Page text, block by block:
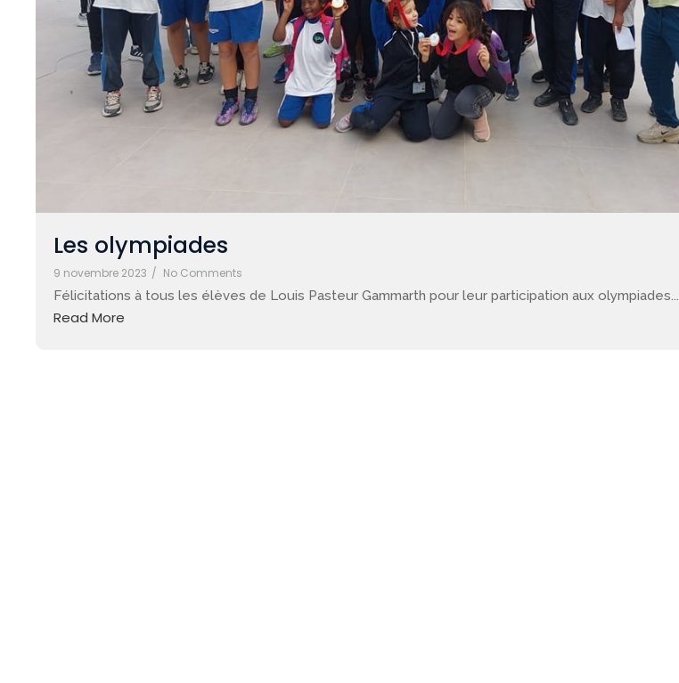
Les olympiades
9 novembre 2023 / No Comments
Félicitations à tous les élèves de Louis Pasteur Gammarth pour leur participation aux olympiades...
Read More